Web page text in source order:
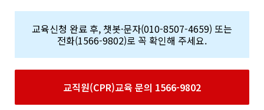
교육신청 완료 후, 챗봇·문자(010-8507-4659) 또는
전화(1566-9802)로 꼭 확인해 주세요.
교직원(CPR)교육 문의 1566-9802